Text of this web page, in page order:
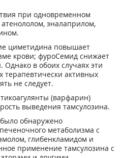
при одновременном
эналаприлом,
циметидина повышает
крови; фуроСемид снижает
Однако в обоих случаях эти
терапевтически активных
не следует.
(варфарин)
выведения тамсулозина.
обнаружено
метаболизма с
глибенкламидом и
применение тамсулозина с